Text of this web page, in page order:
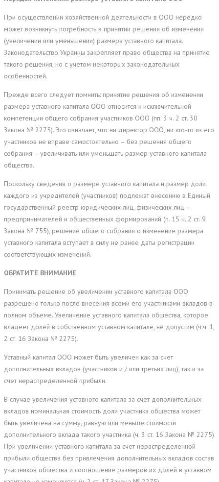
При осуществлении хозяйственной деятельности в ООО нередко
может возникнуть потребность в принятии решения об изменении
(увеличении или уменьшении) размера уставного капитала.
Законодательство Украины закрепляет право общества на принятие
такого решения, но с учетом некоторых законодательных
особенностей.
Прежде всего следует помнить: принятие решения об изменении
размера уставного капитала ООО относится к исключительной
компетенции общего собрания участников ООО (пп. 3 ч. 2 ст. 30
Закона № 2275). Это означает, что ни директор ООО, ни кто-то из его
участников не вправе самостоятельно – без решения общего
собрания – увеличивать или уменьшать размер уставного капитала
общества.
Поскольку сведения о размере уставного капитала и размер доли
каждого из учредителей (участников) подлежат внесению в Единый
государственный реестр юридических лиц, физических лиц –
предпринимателей и общественных формирований (п. 15 ч. 2 ст. 9
Закона № 755), решение общего собрания о изменение размера
уставного капитала вступает в силу не ранее даты регистрации
соответствующих изменений.
ОБРАТИТЕ ВНИМАНИЕ
Принимать решение об увеличении уставного капитала ООО
разрешено только после внесения всеми его участниками вкладов в
полном объеме. Увеличение уставного капитала общества, которое
владеет долей в собственном уставном капитале, не допустим (ч.ч. 1,
2 ст. 16 Закона № 2275).
Уставный капитал ООО может быть увеличен как за счет
дополнительных вкладов (участников и / или третьих лиц), так и за
счет нераспределенной прибыли.
В случае увеличения уставного капитала за счет дополнительных
вкладов номинальная стоимость доли участника общества может
быть увеличена на сумму, равную или меньше стоимости
дополнительного вклада такого участника (ч. 3 ст. 16 Закона № 2275).
При увеличении уставного капитала за счет нераспределенной
прибыли общества без привлечения дополнительных вкладов состав
участников общества и соотношение размеров их долей в уставном